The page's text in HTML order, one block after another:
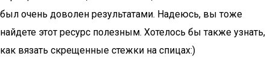
был очень доволен результатами. Надеюсь, вы тоже
найдете этот ресурс полезным. Хотелось бы также узнать,
как вязать скрещенные стежки на спицах:)